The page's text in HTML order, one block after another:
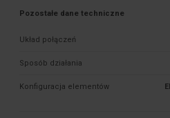
Pozostałe dane techniczne
Układ połączeń
Sposób działania
Konfiguracja elementów